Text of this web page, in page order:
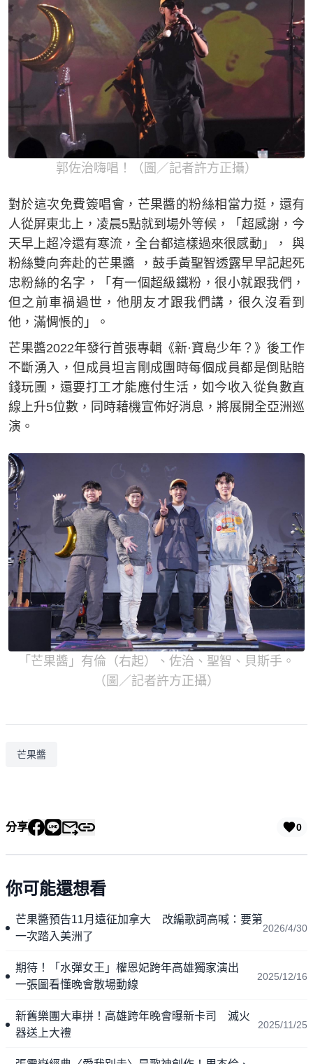
郭佐治嗨唱！（圖／記者許方正攝）
對於這次免費簽唱會，芒果醬的粉絲相當力挺，還有
人從屏東北上，凌晨5點就到場外等候，「超感謝，今
天早上超冷還有寒流，全台都這樣過來很感動」， 與
粉絲雙向奔赴的芒果醬 ，鼓手黃聖智透露早早記起死
忠粉絲的名字，「有一個超級鐵粉，很小就跟我們，
但之前車禍過世，他朋友才跟我們講，很久沒看到
他，滿惆悵的」。
芒果醬2022年發行首張專輯《新·寶島少年？》後工作
不斷湧入，但成員坦言剛成團時每個成員都是倒貼賠
錢玩團，還要打工才能應付生活，如今收入從負數直
線上升5位數，同時藉機宣佈好消息，將展開全亞洲巡
演。
「芒果醬」有倫（右起）、佐治、聖智、貝斯手。
（圖／記者許方正攝）
芒果醬
分享 0
你可能還想看
芒果醬預告11月遠征加拿大 改編歌詞高喊：要第
一次踏入美洲了
2026/4/30
期待！「水彈女王」權恩妃跨年高雄獨家演出
一張圖看懂晚會散場動線
2025/12/16
新舊樂團大車拼！高雄跨年晚會曝新卡司 滅火
器送上大禮
2025/11/25